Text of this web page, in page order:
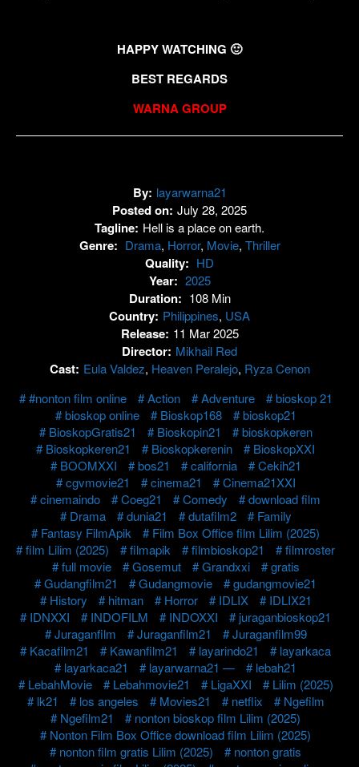
HAPPY WATCHING 🙂
BEST REGARDS
WARNA GROUP
By: layarwarna21
Posted on: July 28, 2025
Tagline: Hell is a place on earth.
Genre: Drama, Horror, Movie, Thriller
Quality: HD
Year: 2025
Duration: 108 Min
Country: Philippines, USA
Release: 11 Mar 2025
Director: Mikhail Red
Cast: Eula Valdez, Heaven Peralejo, Ryza Cenon
#nonton film online
Action Adventure
bioskop 21
bioskop online
Bioskop168
bioskop21
BioskopGratis21
Bioskopin21
bioskopkeren
Bioskopkeren21
Bioskopkerenin
BioskopXXI
BOOMXXI
bos21 california
Cekih21
cgvmovie21
cinema21
Cinema21XXI
cinemaindo
Coeg21 Comedy
download film
Drama
dunia21 dutafilm2
Family
Fantasy FilmApik
Film Box Office film Lilim (2025)
film Lilim (2025)
filmapik filmbioskop21
filmroster
full movie
Gosemut Grandxxi
gratis
Gudangfilm21
Gudangmovie
gudangmovie21
History
hitman Horror IDLIX
IDLIX21
IDNXXI
INDOFILM INDOXXI
juraganbioskop21
Juraganfilm
Juraganfilm21
Juraganfilm99
Kacafilm21
Kawanfilm21 layarindo21
layarkaca
layarkaca21
layarwarna21 —
lebah21
LebahMovie
Lebahmovie21 LigaXXI
Lilim (2025)
lk21
los angeles Movies21 netflix
Ngefilm
Ngefilm21
nonton bioskop film Lilim (2025)
Nonton Film Box Office download film Lilim (2025)
nonton film gratis Lilim (2025)
nonton gratis